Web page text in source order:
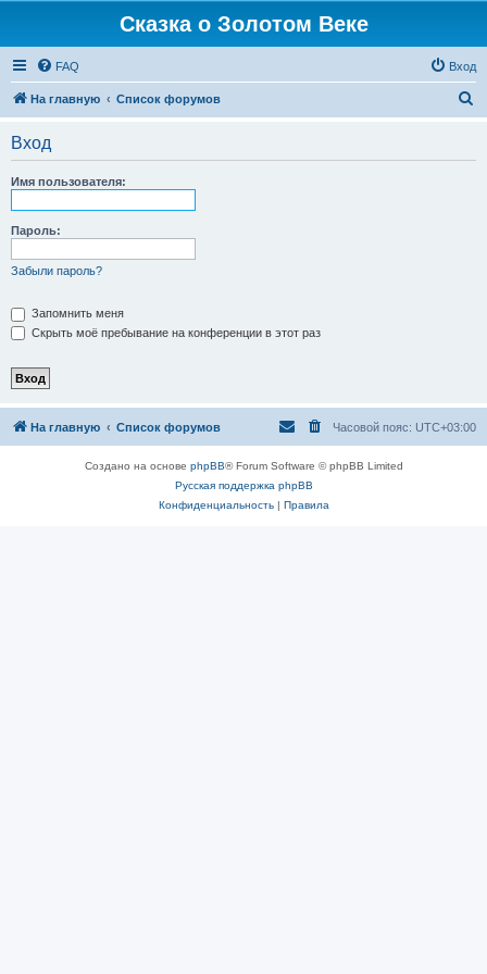
Сказка о Золотом Веке
FAQ Вход
На главную Список форумов
Вход
Имя пользователя:
Пароль:
Забыли пароль?
Запомнить меня
Скрыть моё пребывание на конференции в этот раз
На главную Список форумов Часовой пояс: UTC+03:00
Создано на основе phpBB® Forum Software © phpBB Limited
Русская поддержка phpBB
Конфиденциальность| Правила